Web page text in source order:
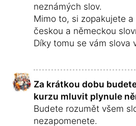
neznámých slov.
Mimo to, si zopakujete
českou a německou
Díky tomu se vám slova
Za krátkou dobu
kurzu mluvit plynule
Budete rozumět všem
nezapomenete.